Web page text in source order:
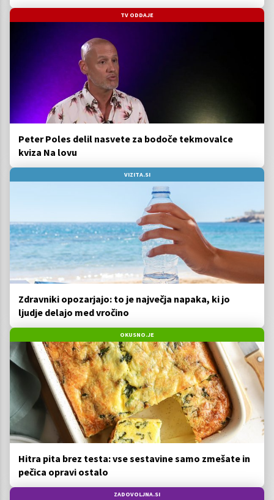
TV ODDAJE
Peter Poles delil nasvete za bodoče tekmovalce
kviza Na lovu
VIZITA.SI
Zdravniki opozarjajo: to je največja napaka, ki jo
ljudje delajo med vročino
OKUSNO.JE
Hitra pita brez testa: vse sestavine samo zmešate in
pečica opravi ostalo
ZADOVOLJNA.SI